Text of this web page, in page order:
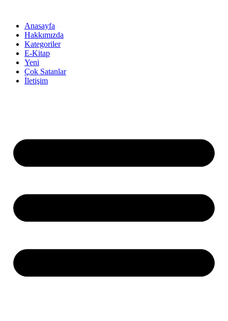
Anasayfa
Hakkımızda
Kategoriler
E-Kitap
Yeni
Çok Satanlar
İletişim